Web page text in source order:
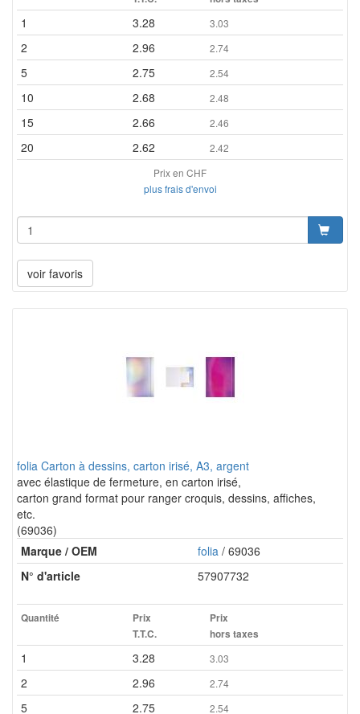
1 3.28 3.03
2 2.96 2.74
5 2.75 2.54
10 2.68 2.48
15 2.66 2.46
20 2.62
2.42
Prix en CHF
plus frais d'envoi
voir favoris
folia Carton à dessins, carton irisé, A3, argent
avec élastique de fermeture, en carton irisé,
carton grand format pour ranger croquis, dessins, affiches,
etc.
(69036)
Marque / OEM
folia / 69036
N° d'article
57907732
Quantité
Prix
T.T.C.
Prix
hors taxes
1 3.28 3.03
2 2.96 2.74
5 2.75 2.54